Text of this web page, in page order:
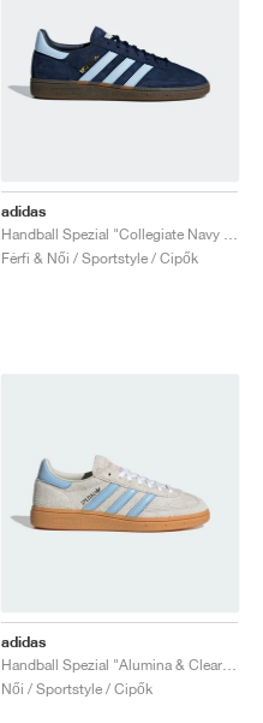
adidas
Handball Spezial "Collegiate Navy & Clear Sky"
Férfi & Női / Sportstyle / Cipők
adidas
Handball Spezial "Alumina & Clear Sky"
Női / Sportstyle / Cipők